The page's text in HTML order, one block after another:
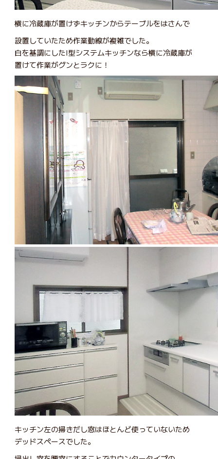
横に冷蔵庫が置けずキッチンからテーブルをはさんで
設置していたため作業動線が複雑でした。
白を基調にしたI型システムキッチンなら横に冷蔵庫が
置けて作業がグンとラクに！
キッチン左の掃きだし窓はほとんど使っていないため
デッドスペースでした。